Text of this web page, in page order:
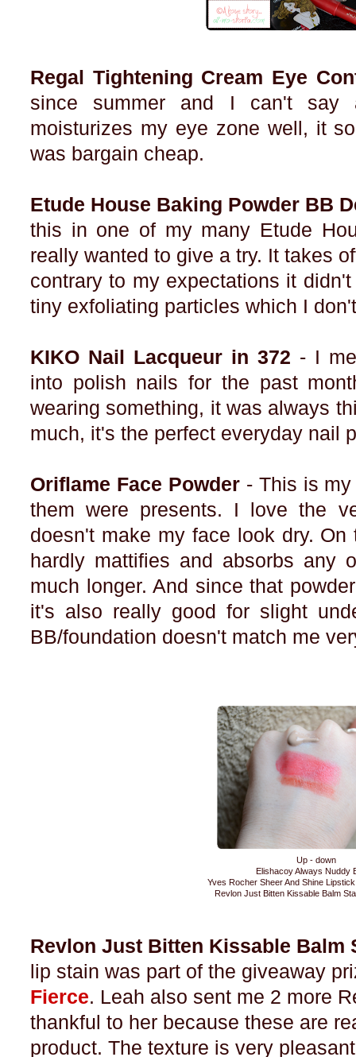
Regal Tightening Cream Eye
since summer and I can't say
moisturizes my eye zone well, it
was bargain cheap.
Etude House Baking Powder BB
this in one of my many Etude
really wanted to give a try. It takes
contrary to my expectations it
tiny exfoliating particles which I
KIKO Nail Lacqueur in 372 - I
into polish nails for the past
wearing something, it was always
much, it's the perfect everyday nail
Oriflame Face Powder- This is my
them were presents. I love the
doesn't make my face look dry.
hardly mattifies and absorbs any
much longer. And since that
it's also really good for slight
BB/foundation doesn't match me
Up - down
Elishacoy Always Nuddy
Yves Rocher Sheer And Shine
Revlon Just Bitten Kissable Balm
Revlon Just Bitten Kissable Balm
lip stain was part of the giveaway
Fierce. Leah also sent me 2 more
thankful to her because these are
product. The texture is very